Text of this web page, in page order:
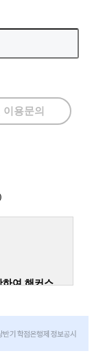
이용문의
여 해커스
새로운 서
, 해커스중국
스주택관리